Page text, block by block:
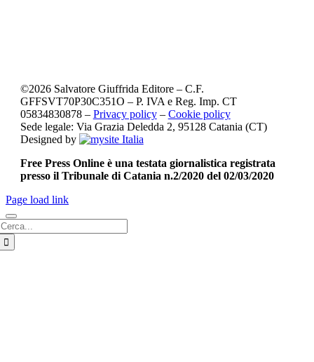
©2026Salvatore Giuffrida Editore – C.F.
GFFSVT70P30C351O – P. IVA e Reg. Imp. CT
05834830878 – Privacy policy– Cookie policy
Sede legale: Via Grazia Deledda 2, 95128 Catania (CT)
Designed by
Free Press Online è una testata giornalistica registrata
presso il Tribunale di Catania n.2/2020 del 02/03/2020
Page load link